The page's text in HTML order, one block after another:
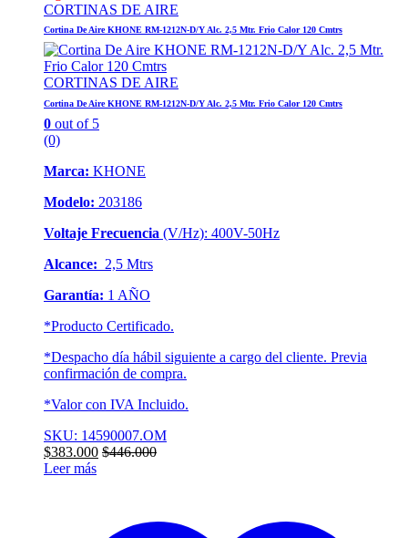
CORTINAS DE AIRE
Cortina De Aire KHONE RM-1212N-D/Y Alc. 2,5 Mtr. Frio Calor 120 Cmtrs
CORTINAS DE AIRE
Cortina De Aire KHONE RM-1212N-D/Y Alc. 2,5 Mtr. Frio Calor 120 Cmtrs
0 out of 5
(0)
Marca: KHONE
Modelo: 203186
Voltaje Frecuencia (V/Hz): 400V-50Hz
Alcance: 2,5 Mtrs
Garantía: 1 AÑO
*Producto Certificado.
*Despacho día hábil siguiente a cargo del cliente. Previa
confirmación de compra.
*Valor con IVA Incluido.
SKU: 14590007.OM
$383.000 $446.000
Leer más